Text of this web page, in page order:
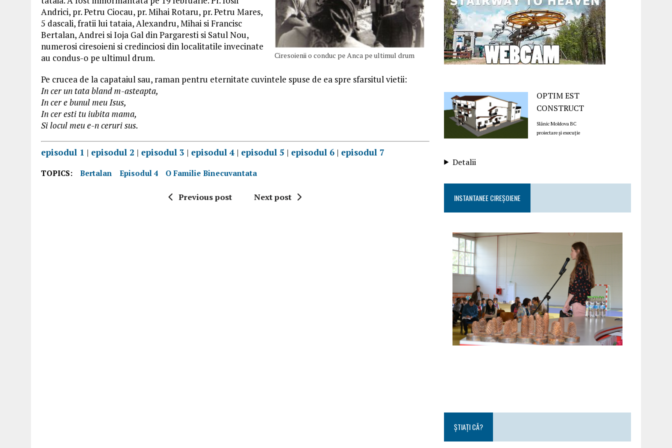
Ciresoienii o conduc pe Anca pe ultimul drum
Andrici, pr. Petru Ciocau, pr. Mihai Rotaru, pr. Petru Mares,
5 dascali, fratii lui tataia, Alexandru, Mihai si Francisc
Bertalan, Andrei si Ioja Gal din Pargaresti si Satul Nou,
numerosi ciresoieni si credinciosi din localitatile invecinate
au condus-o pe ultimul drum.
Pe crucea de la capataiul sau, raman pentru eternitate cuvintele spuse de ea spre sfarsitul vietii:
In cer un tata bland m-asteapta,
In cer e bunul meu Isus,
In cer esti tu iubita mama,
Si locul meu e-n ceruri sus.
episodul 1 | episodul 2 | episodul 3 | episodul 4 | episodul 5 | episodul 6 | episodul 7
TOPICS: Bertalan Episodul 4 O Familie Binecuvantata
Previous post Next post
OPTIM EST
CONSTRUCT
Slănic Moldova BC
proiectare și execuție
Detalii
INSTANTANEE CIREȘOIENE
ȘTIAȚI CĂ?